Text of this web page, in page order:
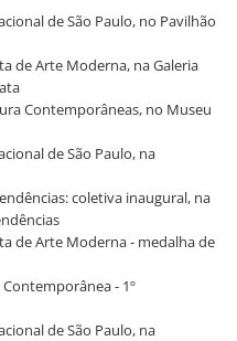
de São Paulo, no Pavilhão
de Arte Moderna, na Galeria
Contemporâneas, no Museu
de São Paulo, na
coletiva inaugural, na
de Arte Moderna - medalha de
Contemporânea - 1º
de São Paulo, na